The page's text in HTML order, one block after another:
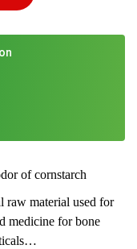
of cornstarch
raw material used for
medicine for bone